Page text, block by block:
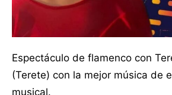
Espectáculo de flamenco con
(Terete) con la mejor música de
musical.